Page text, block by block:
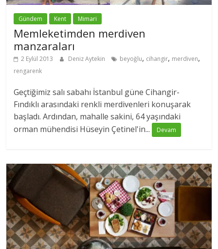
Gündem Kent Mimari
Memleketimden merdiven
manzaraları
2 Eylül 2013 Deniz Aytekin beyoğlu, cihangir, merdiven,
rengarenk
Geçtiğimiz salı sabahı İstanbul güne Cihangir-
Fındıklı arasındaki renkli merdivenleri konuşarak
başladı. Ardından, mahalle sakini, 64 yaşındaki
orman mühendisi Hüseyin Çetinel'in...
Devam